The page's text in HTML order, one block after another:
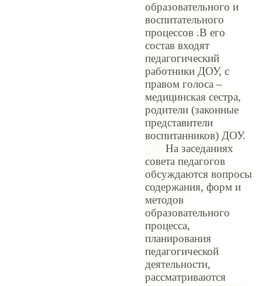
образовательного и
воспитательного
процессов .В его
состав входят
педагогический
работники ДОУ, с
правом голоса –
медицинская сестра,
родители (законные
представители
воспитанников) ДОУ.
На заседаниях
совета педагогов
обсуждаются вопросы
содержания, форм и
методов
образовательного
процесса,
планирования
педагогической
деятельности,
рассматриваются